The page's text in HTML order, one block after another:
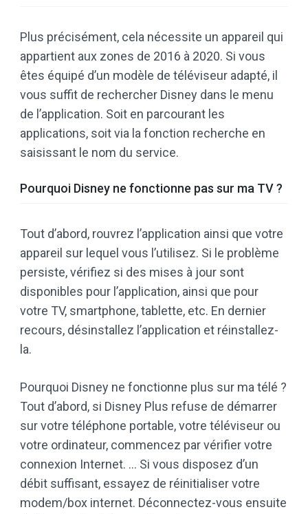
Plus précisément, cela nécessite un appareil qui
appartient aux zones de 2016 à 2020. Si vous
êtes équipé d’un modèle de téléviseur adapté, il
vous suffit de rechercher Disney dans le menu
de l’application. Soit en parcourant les
applications, soit via la fonction recherche en
saisissant le nom du service.
Pourquoi Disney ne fonctionne pas sur ma TV ?
Tout d’abord, rouvrez l’application ainsi que votre
appareil sur lequel vous l’utilisez. Si le problème
persiste, vérifiez si des mises à jour sont
disponibles pour l’application, ainsi que pour
votre TV, smartphone, tablette, etc. En dernier
recours, désinstallez l’application et réinstallez-
la.
Pourquoi Disney ne fonctionne plus sur ma télé ?
Tout d’abord, si Disney Plus refuse de démarrer
sur votre téléphone portable, votre téléviseur ou
votre ordinateur, commencez par vérifier votre
connexion Internet. … Si vous disposez d’un
débit suffisant, essayez de réinitialiser votre
modem/box internet. Déconnectez-vous ensuite